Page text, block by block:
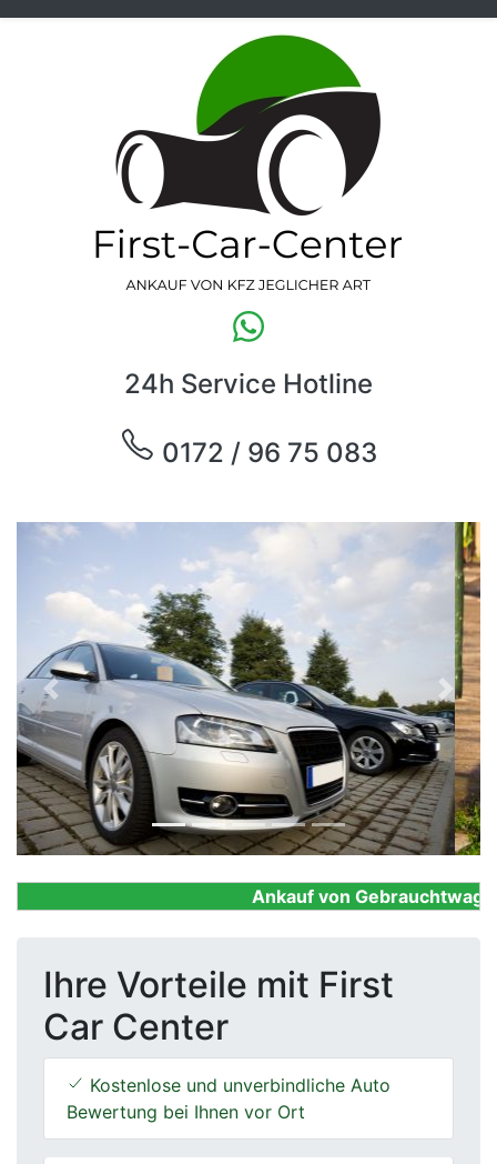
24h Service Hotline
0172 / 96 75 083
Previous Next
Ankauf von
Ihre Vorteile mit First
Car Center
Kostenlose und unverbindliche Auto
Bewertung bei Ihnen vor Ort